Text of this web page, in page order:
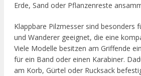
Erde, Sand oder Pflanzenreste
Klappbare Pilzmesser sind besonders
und Wanderer geeignet, die eine
Viele Modelle besitzen am Griffende
für ein Band oder einen Karabiner.
am Korb, Gürtel oder Rucksack